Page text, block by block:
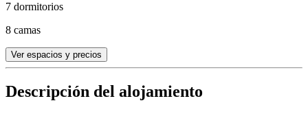
7 dormitorios
8 camas
Ver espacios y precios
Descripción del alojamiento